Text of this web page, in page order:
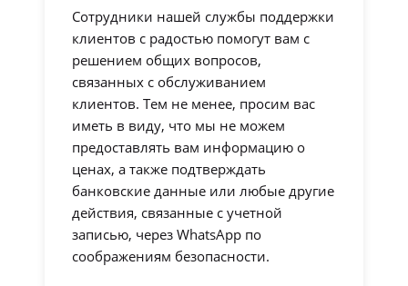
Сотрудники нашей службы поддержки
клиентов с радостью помогут вам с
решением общих вопросов,
связанных с обслуживанием
клиентов. Тем не менее, просим вас
иметь в виду, что мы не можем
предоставлять вам информацию о
ценах, а также подтверждать
банковские данные или любые другие
действия, связанные с учетной
записью, через WhatsApp по
соображениям безопасности.